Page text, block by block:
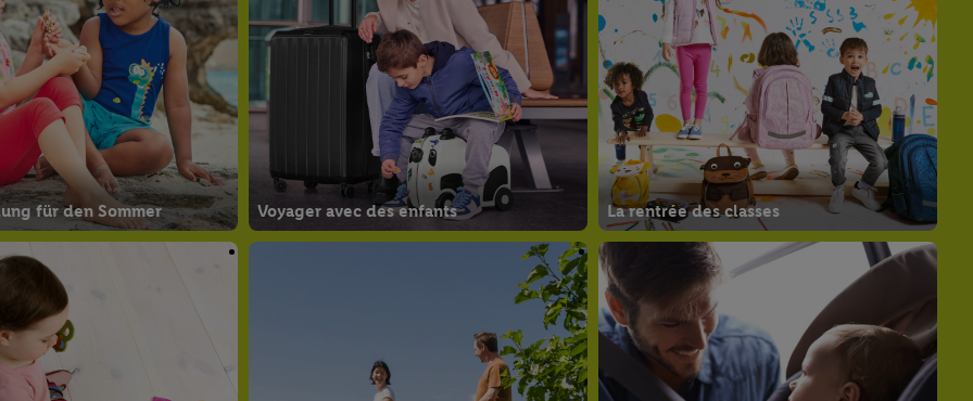
für den Sommer Voyager avec des enfants La rentrée des classes